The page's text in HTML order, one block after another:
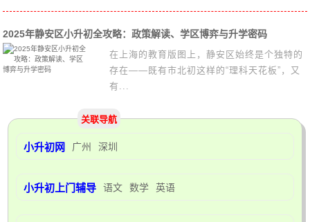
2025年静安区小升初全攻略：政策解读、学区博弈与升学密码
在上海的教育版图上，静安区始终是个独特的
存在——既有市北初这样的“理科天花板”，又
有...
关联导航
小升初网 广州 深圳
小升初上门辅导 语文 数学 英语